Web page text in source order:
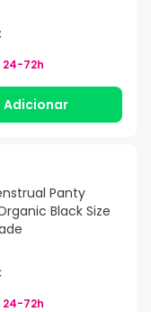
24-72h
Adicionar
Panty
Black Size
24-72h